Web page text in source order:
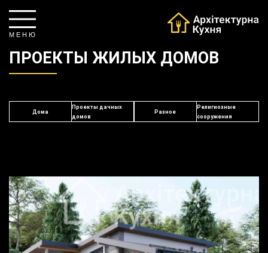
М Е Н Ю
ПРОЕКТЫ ЖИЛЫХ ДОМОВ
Дома
Проекты дачных
домов
Разное
Религиозные
сооружения